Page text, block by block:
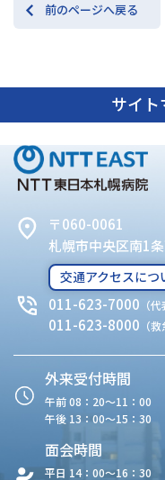
前のページへ戻る
サイト
〒060-0061
札幌市中央区南1
交通アクセスにつ
011-623-7000 （代
011-623-8000 （
外来受付時間
午前 08：20〜11：00
午後 13：00〜15：30
面会時間
平日 14：00〜16：30